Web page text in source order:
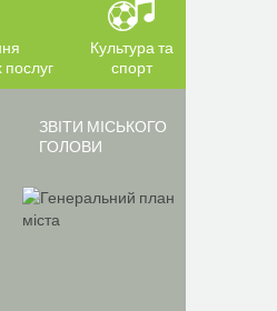
послуг
Культура та
спорт
ЗВІТИ МІСЬКОГО
ГОЛОВИ